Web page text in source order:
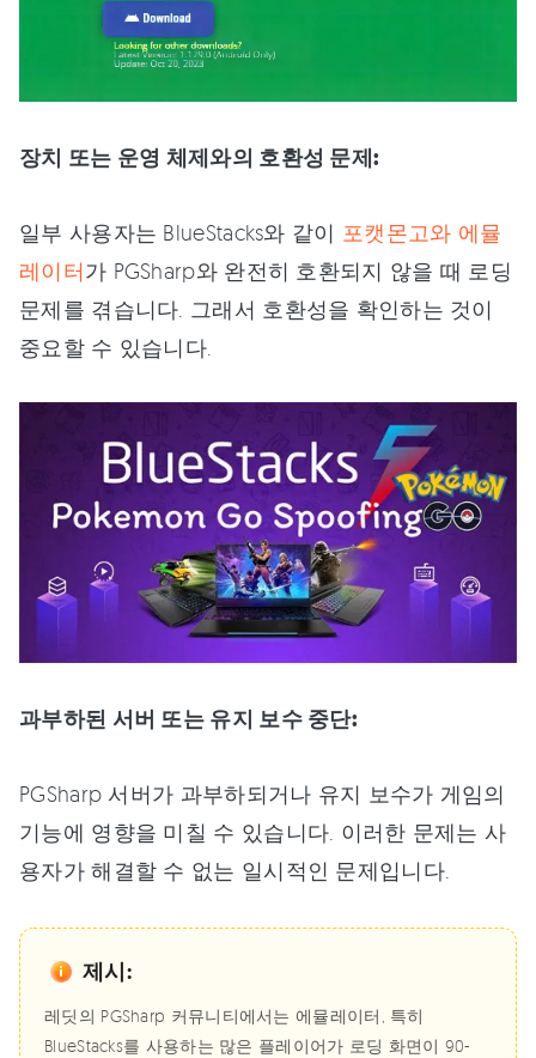
장치 또는 운영 체제와의 호환성 문제:
일부 사용자는 BlueStacks와 같이 포캣몬고와 에뮬
레이터가 PGSharp와 완전히 호환되지 않을 때 로딩
문제를 겪습니다. 그래서 호환성을 확인하는 것이
중요할 수 있습니다.
과부하된 서버 또는 유지 보수 중단:
PGSharp 서버가 과부하되거나 유지 보수가 게임의
기능에 영향을 미칠 수 있습니다. 이러한 문제는 사
용자가 해결할 수 없는 일시적인 문제입니다.
제시:
레딧의 PGSharp 커뮤니티에서는 에뮬레이터, 특히
BlueStacks를 사용하는 많은 플레이어가 로딩 화면이 90-